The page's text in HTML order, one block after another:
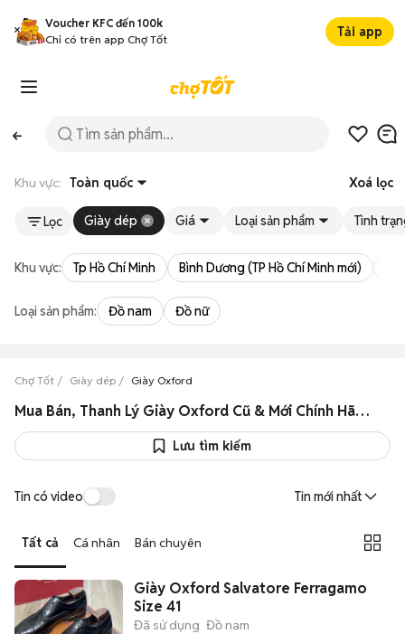
Voucher KFC đến 100k
Chỉ có trên app Chợ Tốt
Tải app
Khu vực: Toàn quốc Xoá lọc
Lọc Giày dép Giá Loại sản phẩm Tình
Khu vực: Tp Hồ Chí Minh Bình Dương (TP Hồ Chí Minh mới)
Loại sản phẩm: Đồ nam Đồ nữ
Chợ Tốt Giày dép Giày Oxford
Mua Bán, Thanh Lý Giày Oxford Cũ & Mới Chính Hãng Giá Rẻ
Lưu tìm kiếm
Tin có video Tin mới nhất
Tất cả Cá nhân Bán chuyên
Giày Oxford Salvatore Ferragamo
Size 41
Đã sử dụng Đồ nam